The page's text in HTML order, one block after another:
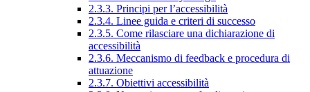
2.3.3. Principi per l’accessibilità
2.3.4. Linee guida e criteri di successo
2.3.5. Come rilasciare una dichiarazione di
accessibilità
2.3.6. Meccanismo di feedback e procedura di
attuazione
2.3.7. Obiettivi accessibilità